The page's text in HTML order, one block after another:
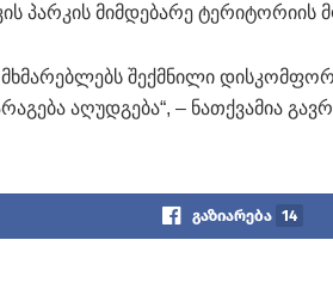
პარკის მიმდებარე ტერიტორიის
შექმნილი
აღუდგება“, – ნათქვამია
გაზიარება 14